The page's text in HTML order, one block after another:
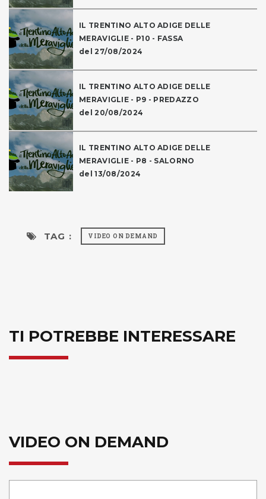
IL TRENTINO ALTO ADIGE DELLE
MERAVIGLIE - P10 - FASSA
del 27/08/2024
IL TRENTINO ALTO ADIGE DELLE
MERAVIGLIE - P9 - PREDAZZO
del 20/08/2024
IL TRENTINO ALTO ADIGE DELLE
MERAVIGLIE - P8 - SALORNO
del 13/08/2024
TAG : VIDEO ON DEMAND
TI POTREBBE INTERESSARE
VIDEO ON DEMAND